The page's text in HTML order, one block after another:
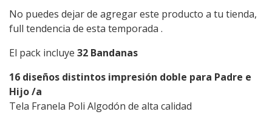
No puedes dejar de agregar este producto a tu tienda,
full tendencia de esta temporada .
El pack incluye 32 Bandanas
16 diseños distintos impresión doble para Padre e
Hijo /a
Tela Franela Poli Algodón de alta calidad